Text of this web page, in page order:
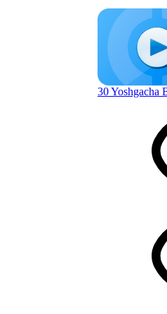
1 г. назад